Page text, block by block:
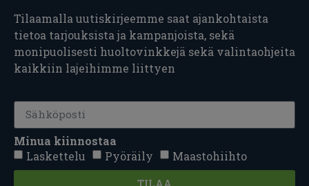
Tilaamalla uutiskirjeemme saat ajankohtaista
tietoa tarjouksista ja kampanjoista, sekä
monipuolisesti huoltovinkkejä sekä valintaohjeita
kaikkiin lajeihimme liittyen
Minua kiinnostaa
Laskettelu
Pyöräily Maastohiihto